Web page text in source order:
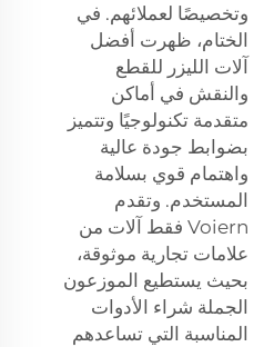
وتخصيصًا لعملائهم. في
الختام، ظهرت أفضل
آلات الليزر للقطع
والنقش في أماكن
متقدمة تكنولوجيًا وتتميز
بضوابط جودة عالية
واهتمام قوي بسلامة
المستخدم. وتقدم
Voiern فقط آلات من
علامات تجارية موثوقة،
بحيث يستطيع الموزعون
الجملة شراء الأدوات
المناسبة التي تساعدهم